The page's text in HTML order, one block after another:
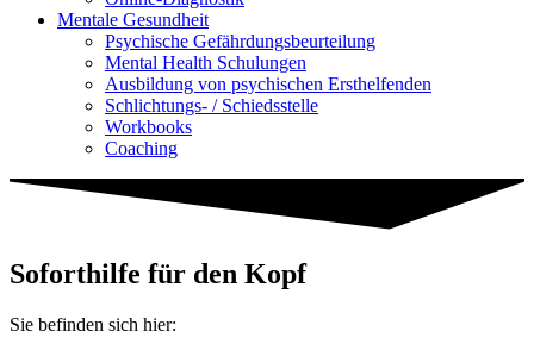
Mentale Gesundheit
Psychische Gefährdungs­beurteilung
Mental Health Schulungen
Ausbildung von psychischen Ersthelfenden
Schlichtungs- / Schiedsstelle
Workbooks
Coaching
Soforthilfe für den Kopf
Sie befinden sich hier: